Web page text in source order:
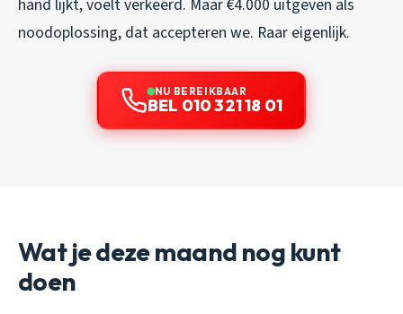
hand lijkt, voelt verkeerd. Maar €4.000 uitgeven als
noodoplossing, dat accepteren we. Raar eigenlijk.
NU BEREIKBAAR
BEL 010 321 18 01
Wat je deze maand nog kunt
doen